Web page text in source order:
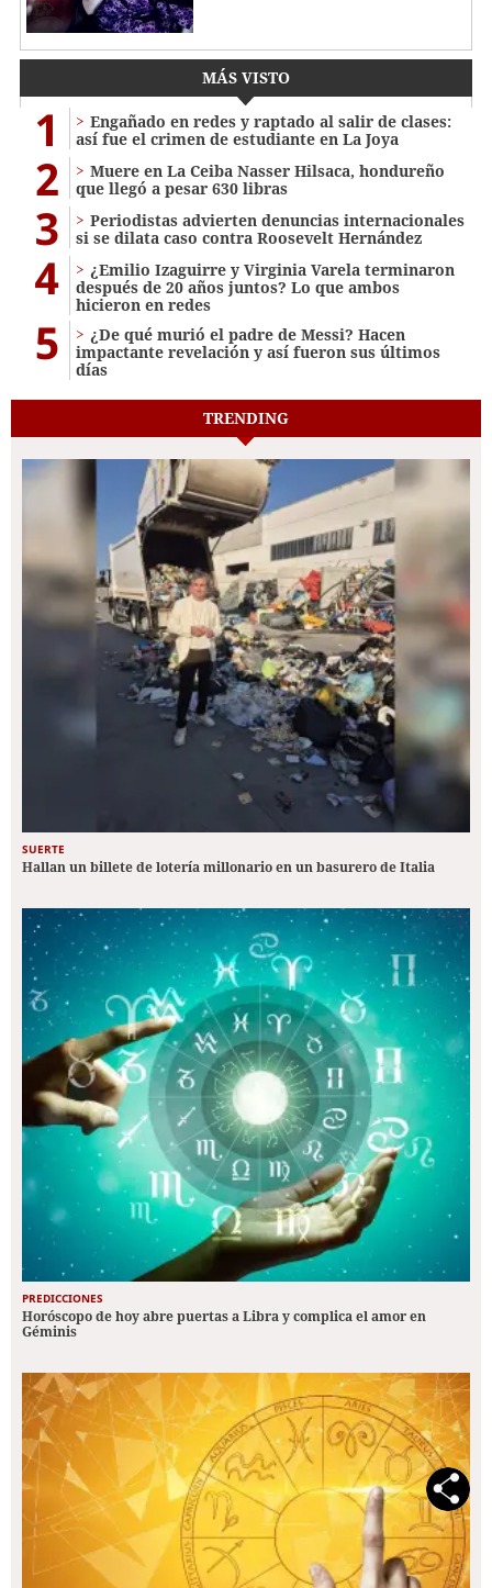
MÁS VISTO
1
Engañado en redes y raptado al salir de clases:
así fue el crimen de estudiante en La Joya
2
Muere en La Ceiba Nasser Hilsaca, hondureño
que llegó a pesar 630 libras
3
Periodistas advierten denuncias internacionales
si se dilata caso contra Roosevelt Hernández
4
¿Emilio Izaguirre y Virginia Varela terminaron
después de 20 años juntos? Lo que ambos
hicieron en redes
5
¿De qué murió el padre de Messi? Hacen
impactante revelación y así fueron sus últimos
días
TRENDING
SUERTE
Hallan un billete de lotería millonario en un basurero de Italia
PREDICCIONES
Horóscopo de hoy abre puertas a Libra y complica el amor en
Géminis